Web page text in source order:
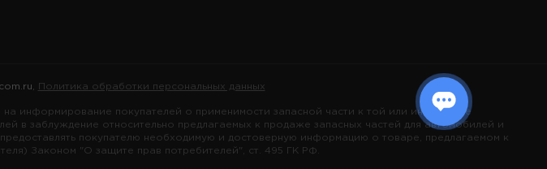
Политика обработки персональных данных
покупателей о применимости запасной части к той или иной марке
в заблуждение относительно предлагаемых к продаже запасных частей для автомобилей и
покупателю необходимую и достоверную информацию о товаре, предлагаемом к
Законом "О защите прав потребителей", ст. 495 ГК РФ.